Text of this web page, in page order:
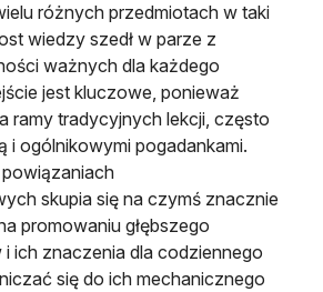
różnych przedmiotach w taki
wiedzy szedł w parze z
ważnych dla każdego
jest kluczowe, ponieważ
ramy tradycyjnych lekcji, często
i ogólnikowymi pogadankami.
skupia się na czymś znacznie
promowaniu głębszego
ich znaczenia dla codziennego
się do ich mechanicznego